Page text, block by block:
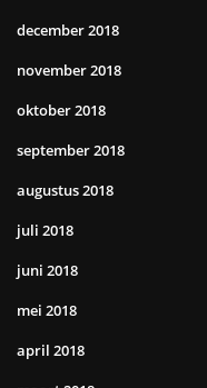
december 2018
november 2018
oktober 2018
september 2018
augustus 2018
juli 2018
juni 2018
mei 2018
april 2018